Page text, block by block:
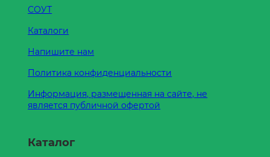
СОУТ
Каталоги
Напишите нам
Политика конфиденциальности
Информация, размещенная на сайте, не
является публичной офертой
Каталог